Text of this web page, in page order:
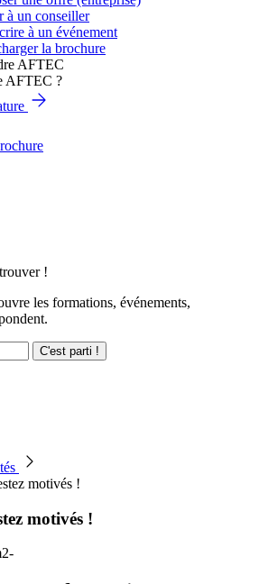
à un conseiller
à un événement
la brochure
AFTEC ?
!
les formations, événements,
C'est parti !
motivés !
motivés !